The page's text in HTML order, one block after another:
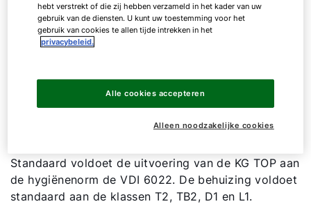
bouwgroottes nu een afgeleide is van de
filterafmetingen. Bij een snelheid van 1,8 m/s zijn de
luchtbehandelingskasten te selecteren tot
De KG TOP serie biedt oplossingen voor speciale
hygiëne uitvoeringen conform de zeer strenge DIN
Standaard voldoet de uitvoering van de KG TOP aan
de hygiënenorm de VDI 6022. De behuizing voldoet
standaard aan de klassen T2, TB2, D1 en L1.
hebt verstrekt of die zij hebben verzameld in het kader van uw
gebruik van de diensten. U kunt uw toestemming voor het
gebruik van cookies te allen tijde intrekken in het
privacybeleid.
Alleen noodzakelijke cookies
Alle cookies accepteren